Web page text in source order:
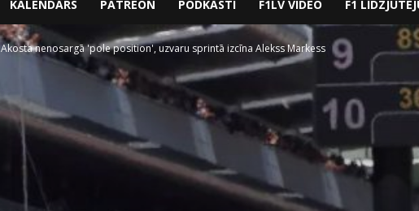
KALENDĀRS PATREON PODKĀSTI F1LV VIDEO F1
Akosta nenosargā 'pole position', uzvaru sprintā izcīna Alekss Markess